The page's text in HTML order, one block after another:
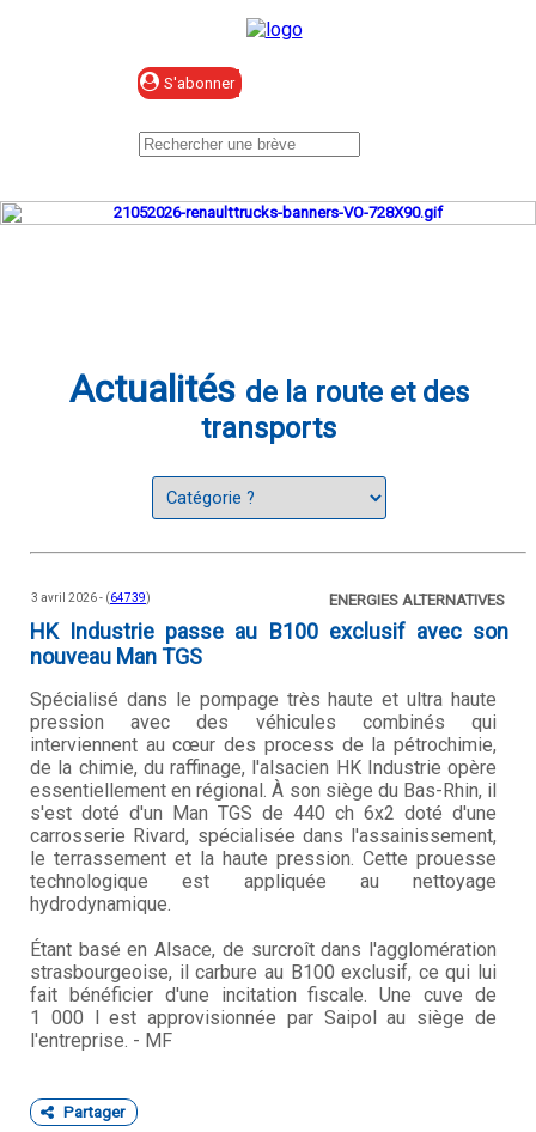
Actualités de la route et des
transports
3 avril 2026 - (64739) ENERGIES ALTERNATIVES
HK Industrie passe au B100 exclusif avec son
nouveau Man TGS
Spécialisé dans le pompage très haute et ultra haute
pression avec des véhicules combinés qui
interviennent au cœur des process de la pétrochimie,
de la chimie, du raffinage, l'alsacien HK Industrie opère
essentiellement en régional. À son siège du Bas-Rhin, il
s'est doté d'un Man TGS de 440 ch 6x2 doté d'une
carrosserie Rivard, spécialisée dans l'assainissement,
le terrassement et la haute pression. Cette prouesse
technologique est appliquée au nettoyage
hydrodynamique.
Étant basé en Alsace, de surcroît dans l'agglomération
strasbourgeoise, il carbure au B100 exclusif, ce qui lui
fait bénéficier d'une incitation fiscale. Une cuve de
1 000 l est approvisionnée par Saipol au siège de
l'entreprise. - MF
Partager